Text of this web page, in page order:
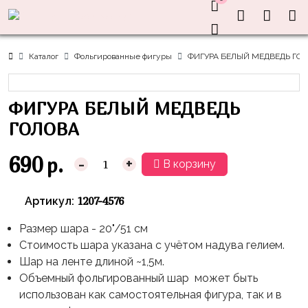
Каталог Фольгированные фигуры ФИГУРА БЕЛЫЙ МЕДВЕДЬ
ФИГУРА БЕЛЫЙ МЕДВЕДЬ
ГОЛОВА
690 р. - + В корзину
Артикул: 1207-4576
Размер шара - 20"/51 см
Стоимость шара указана с учётом надува гелием.
Шар на ленте длиной ~1,5м.
Объемный фольгированный шар может быть
использован как самостоятельная фигура, так и в
консультация?
Акции
Каталог
Латексные
шары
без
Латексные
шары
рисунком
Фольгированные
сердца/
звёзды
Праздники
8
марта
23
Дембель
Родился
День
Рождения
LOVE
День
Тематики
Оранжевая
Корова
Маша
Медведь
Трактор
Миньоны
Пикачу
Леди
Баг
Информация
О нас
Доставка
и оплата
Контакты
+7(910)888-
48-
60